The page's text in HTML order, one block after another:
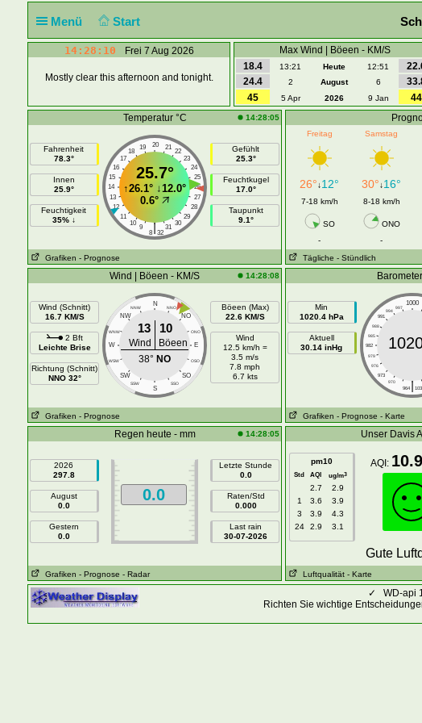
Menü Start
14:28:10 Frei 7 Aug 2026
Mostly clear this afternoon and tonight.
Max Wind | Böeen - KM/S
18.4
13:21 Heute 12:51
24.4
2 August 6
45
5 Apr 2026 9 Jan 44
Temperatur °C 14:28:05
Fahrenheit
78.3°
Innen
25.9°
Feuchtigkeit
35% ↓
20
19 21
18
22
17
23
16
24
15
25
14
26
13
27
12
28
11
29
10
30
9 31
|
8 32
25.7°
↑26.1° ↓12.0°
0.6°
Gefühlt
25.3°
Feuchtkugel
17.0°
Taupunkt
9.1°
Grafiken - Prognose
Freitag
Samstag
26°↓12° 30°↓16°
7-18 km/h 8-18 km/h
SO ONO
-
-
Tägliche - Stündlich
Wind | Böeen - KM/S 14:28:08
Wind (Schnitt)
16.7 KM/S
2 Bft
Leichte Brise
Richtung (Schnitt)
NNO 32°
N
NNW NNO
NW NO
WNW ONO
W E
WSW OSO
SW SO
SSW SSO
S
13 10
Wind
Böeen
38° NO
Böeen (Max)
22.6 KM/S
Wind
12.5 km/h =
3.5 m/s
7.8 mph
6.7 kts
Grafiken - Prognose
Min
1020.4 hPa
Aktuell
30.14 inHg
1000
997
994
991
988
985
982
979
976
973
970
|
964
Grafiken - Prognose - Karte
Regen heute - mm 14:28:05
2026
297.8
August
0.0
Gestern
0.0
0.0
Letzte Stunde
0.0
Raten/Std
0.000
Last rain
30-07-2026
Grafiken - Prognose - Radar
Unser Davis
pm10
Std AQI ug/m3
2.7
2.9
1
3.6
3.9
3
3.9
4.3
24
2.9 3.1
AQI: 10.9
Gute
Luftqualität - Karte
✓
WD-api
Richten Sie wichtige